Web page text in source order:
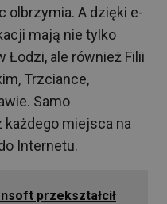
olbrzymia. A dzięki e-
mają nie tylko
Łodzi, ale również Filii
Trzciance,
Samo
miejsca na
Internetu.
przekształcił